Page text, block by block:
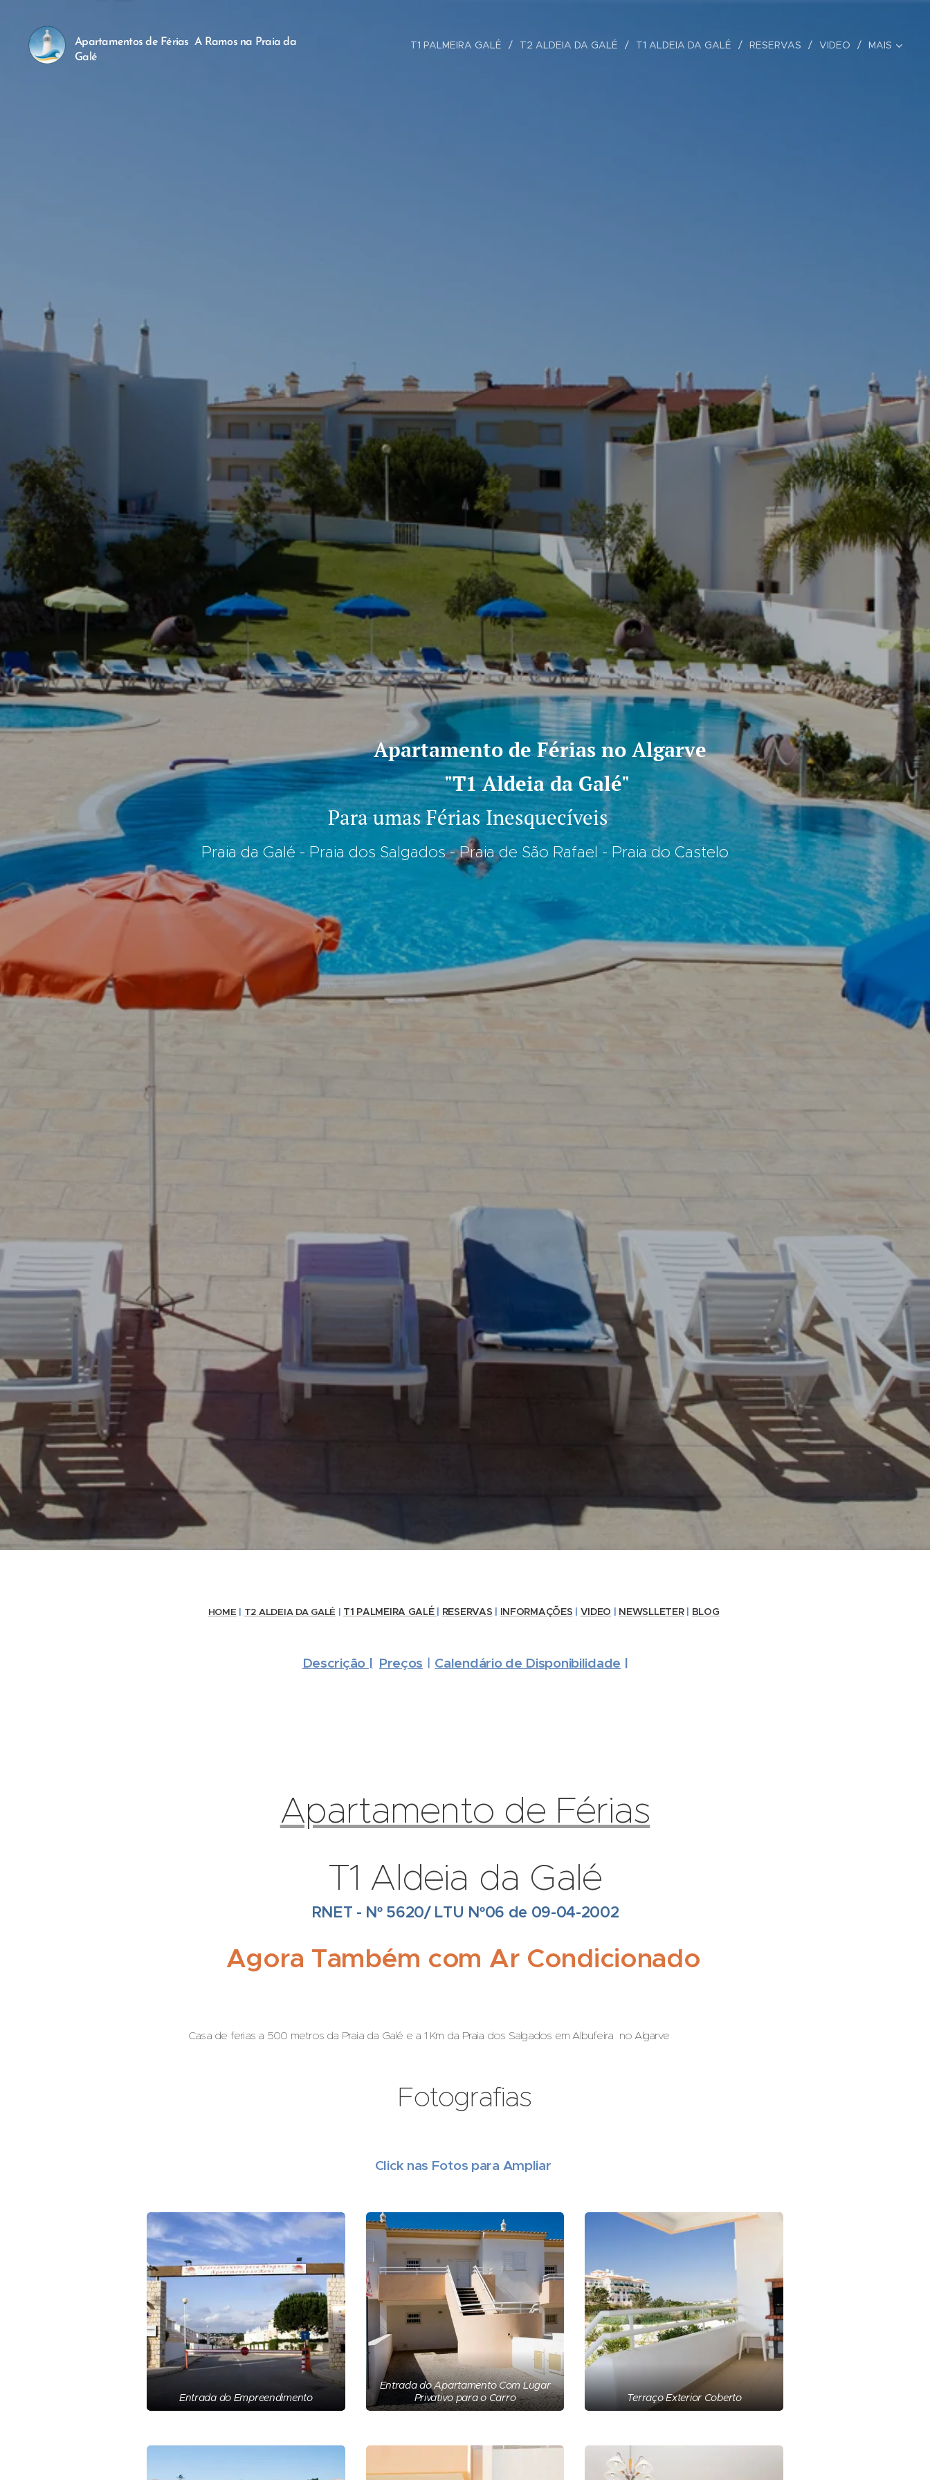
Apartamentos de Férias A Ramos na Praia da
Galé
T1 PALMEIRA GALÉ T2 ALDEIA DA GALÉ T1 ALDEIA DA GALÉ RESERVAS VIDEO MAIS
Apartamento de Férias no Algarve
"T1 Aldeia da Galé"
Para umas Férias Inesquecíveis
Praia da Galé - Praia dos Salgados - Praia de São Rafael - Praia do Castelo
HOME | T2 ALDEIA DA GALÉ | T1 PALMEIRA GALÉ | RESERVAS | INFORMAÇÕES | VIDEO | NEWSLLETER| BLOG
Descrição | Preços | Calendário de Disponibilidade |
Apartamento de Férias
T1 Aldeia da Galé
RNET - Nº 5620/ LTU Nº06 de 09-04-2002
Agora Também com Ar Condicionado
Casa de ferias a 500 metros da Praia da Galé e a 1 Km da Praia dos Salgados em Albufeira no Algarve
Fotografias
Click nas Fotos para Ampliar
Entrada do Empreendimento
Entrada do Apartamento Com Lugar
Privativo para o Carro
Terraço Exterior Coberto